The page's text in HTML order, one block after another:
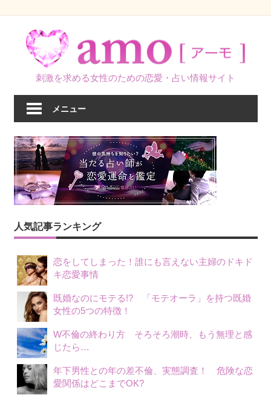
刺激を求める女性のための恋愛・占い情報サイト
メニュー
人気記事ランキング
恋をしてしまった！誰にも言えない主婦のドキド
キ恋愛事情
既婚なのにモテる!? 「モテオーラ」を持つ既婚
女性の5つの特徴！
W不倫の終わり方 そろそろ潮時、もう無理と感
じたら…
年下男性との年の差不倫、実態調査！ 危険な恋
愛関係はどこまでOK?